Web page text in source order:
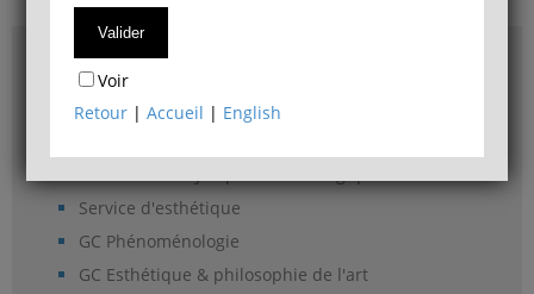
Accès & plans
Bibliothèque du Département de philosophie
Service d'esthétique
GC Phénoménologie
GC Esthétique & philosophie de l'art
Voir
Retour |Accueil | English